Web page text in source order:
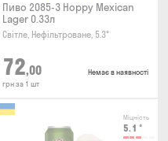
Пиво 2085-3 Hoppy Mexican
Lager 0.33л
Світле, Нефільтроване, 5.3°
72,00
грн за 1 шт
Немає в наявності
Міцність
5.1 °